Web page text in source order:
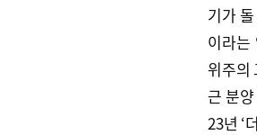
기가
이라는
위주의
근 분
23년 ‘